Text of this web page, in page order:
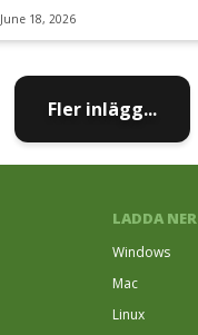
June 18, 2026
Fler inlägg...
LADDA NER
Windows
Mac
Linux